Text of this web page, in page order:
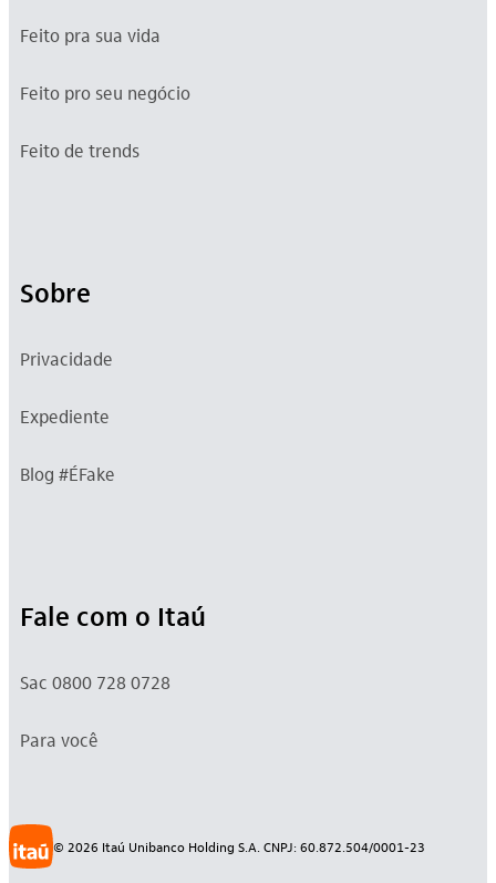
Feito pra sua vida
Feito pro seu negócio
Feito de trends
Sobre
Privacidade
Expediente
Blog #ÉFake
Fale com o Itaú
Sac 0800 728 0728
Para você
© 2026 Itaú Unibanco Holding S.A. CNPJ: 60.872.504/0001-23